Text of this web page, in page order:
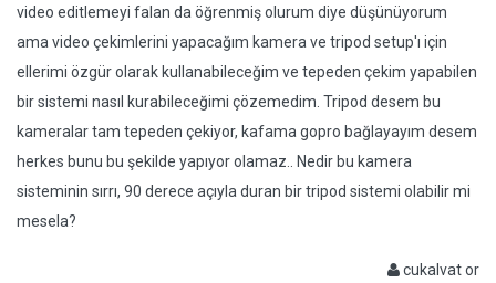
video editlemeyi falan da öğrenmiş olurum diye düşünüyorum
ama video çekimlerini yapacağım kamera ve tripod setup'ı için
ellerimi özgür olarak kullanabileceğim ve tepeden çekim yapabilen
bir sistemi nasıl kurabileceğimi çözemedim. Tripod desem bu
kameralar tam tepeden çekiyor, kafama gopro bağlayayım desem
herkes bunu bu şekilde yapıyor olamaz.. Nedir bu kamera
sisteminin sırrı, 90 derece açıyla duran bir tripod sistemi olabilir mi
mesela?
cukalvat or